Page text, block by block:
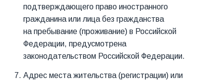
подтверждающего право иностранного
гражданина или лица без гражданства
на пребывание (проживание) в Российской
Федерации, предусмотрена
законодательством Российской Федерации.
Адрес места жительства (регистрации) или